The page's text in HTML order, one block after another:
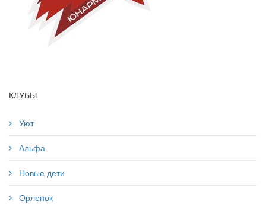
КЛУБЫ
Уют
Альфа
Новые дети
Орленок